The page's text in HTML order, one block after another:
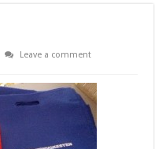
Leave a comment